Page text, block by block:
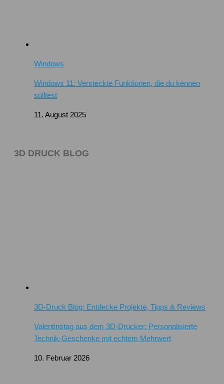
Windows
Windows 11: Versteckte Funktionen, die du kennen
solltest
11. August 2025
3D DRUCK BLOG
3D-Druck Blog: Entdecke Projekte, Tipps & Reviews
Valentinstag aus dem 3D-Drucker: Personalisierte
Technik-Geschenke mit echtem Mehrwert
10. Februar 2026